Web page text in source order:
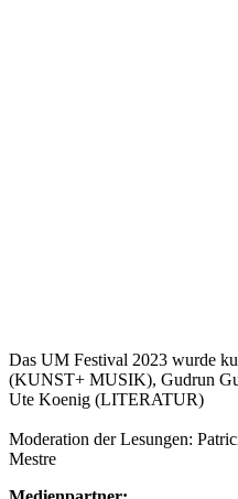
Das UM Festival 2023 wurde
(KUNST+ MUSIK), Gudrun
Ute Koenig (LITERATUR)
Moderation der Lesungen:
Mestre